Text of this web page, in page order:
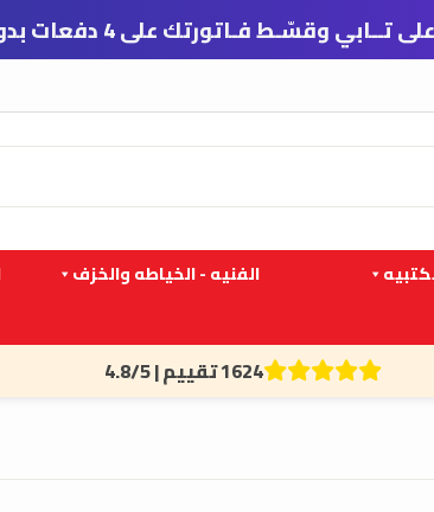
فـاتورتك على 4 دفعات بدون فوائد ورسوم تأخير
الفنيه - الخياطه والخزف
1624 تقييم | 4.8/5